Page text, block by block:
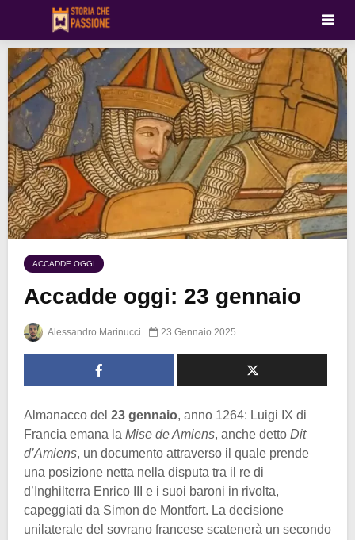
ACCADDE OGGI
Accadde oggi: 23 gennaio
Alessandro Marinucci 23 Gennaio 2025
Almanacco del 23 gennaio, anno 1264: Luigi IX di
Francia emana la Mise de Amiens, anche detto Dit
d’Amiens, un documento attraverso il quale prende
una posizione netta nella disputa tra il re di
d’Inghilterra Enrico III e i suoi baroni in rivolta,
capeggiati da Simon de Montfort. La decisione
unilaterale del sovrano francese scatenerà un secondo